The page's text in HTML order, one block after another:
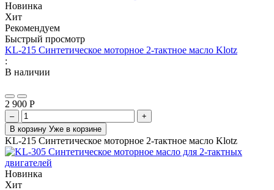
Новинка
Хит
Рекомендуем
Быстрый просмотр
KL-215 Синтетическое моторное 2-тактное масло Klotz
:
В наличии
2 900 Р
–
+
В корзину Уже в корзине
KL-215 Синтетическое моторное 2-тактное масло Klotz
Новинка
Хит